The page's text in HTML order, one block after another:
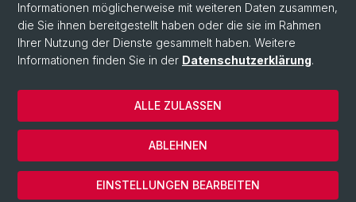
© Universität Basel
Philosophisch-Historische Fakultät
Departement Gesellschaftswissenschaften
Home
Datenschutzerklärung
Informationen möglicherweise mit weiteren Daten zusammen,
die Sie ihnen bereitgestellt haben oder die sie im Rahmen
Ihrer Nutzung der Dienste gesammelt haben. Weitere
Informationen finden Sie in der Datenschutzerklärung.
EINSTELLUNGEN BEARBEITEN
ABLEHNEN
ALLE ZULASSEN